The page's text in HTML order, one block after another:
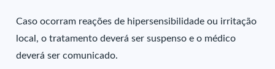
Caso ocorram reações de hipersensibilidade ou irritação
local, o tratamento deverá ser suspenso e o médico
deverá ser comunicado.